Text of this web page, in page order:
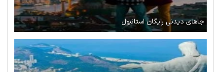
جاهای دیدنی رایگان استانبول